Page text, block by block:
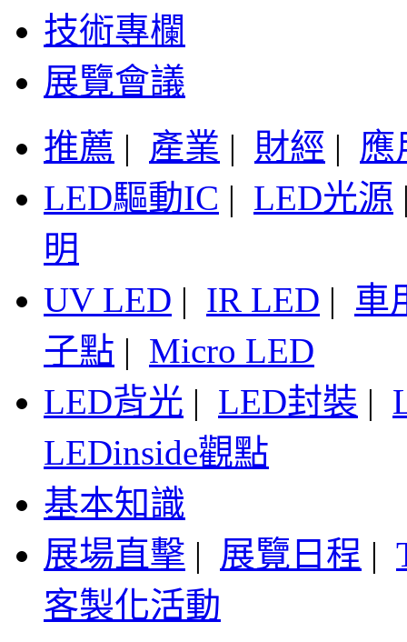
技術專欄
展覽會議
推薦 | 產業 | 財經 | 應
LED驅動IC | LED光源
明
UV LED | IR LED | 車
子點 | Micro LED
LED背光 | LED封裝 |
LEDinside觀點
基本知識
展場直擊 | 展覽日程 |
客製化活動